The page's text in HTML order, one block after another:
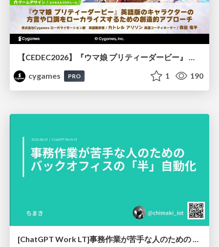
cygames
PRO 1 190
[ChatGPT Work LT]事務作業が苦手な人のための バックオフィスの「半」自動化